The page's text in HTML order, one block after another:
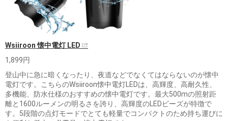
Wsiiroon 懐中電灯 LED
1,899円
登山中に急に暗くなったり、夜道などでなくてはならないのが懐中
電灯です。こちらのWsiiroon懐中電灯LEDは、高輝度、高耐久性、
多機能、防水仕様のおすすめの懐中電灯です。最大500mの照射距
離と1600ルーメンの明るさを誇り、高輝度のLEDビーズが特徴で
す。5段階の点灯モードでとても軽量でコンパクトのため持ち運びに